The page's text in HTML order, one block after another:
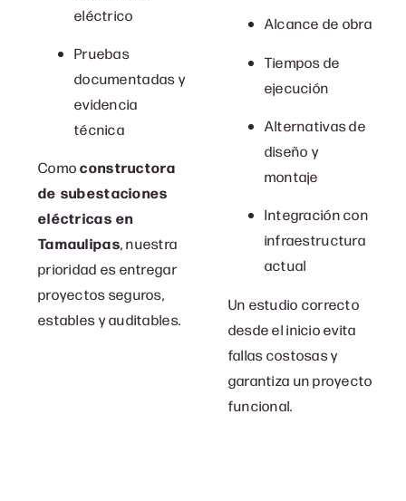
eléctrico
Pruebas
documentadas y
evidencia
técnica
Comoconstructora
de subestaciones
eléctricas en
Tamaulipas, nuestra
prioridad es entregar
proyectos seguros,
estables y auditables.
Alcance de obra
Tiempos de
ejecución
Alternativas de
diseño y
montaje
Integración con
infraestructura
actual
Un estudio correcto
desde el inicio evita
fallas costosas y
garantiza un proyecto
funcional.